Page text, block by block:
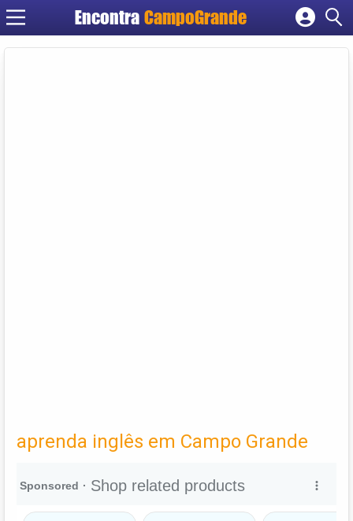
Encontra CampoGrande
Cadastrar empresa
aprenda inglês em Campo Grande